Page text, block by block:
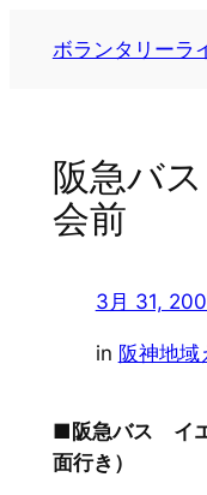
ボランタリーラ
阪急バ
会前
3月 31,
in 阪神地域
■阪急バス イ
面行き）